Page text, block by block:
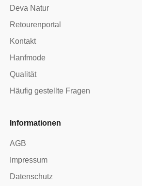
Deva Natur
Retourenportal
Kontakt
Hanfmode
Qualität
Häufig gestellte Fragen
Informationen
AGB
Impressum
Datenschutz